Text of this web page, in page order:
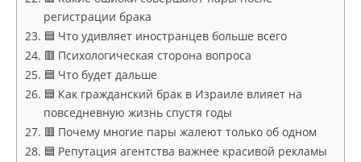
регистрации брака
🟦 Что удивляет иностранцев больше всего
🟥 Психологическая сторона вопроса
🟦 Что будет дальше
🟦 Как гражданский брак в Израиле влияет на
повседневную жизнь спустя годы
🟥 Почему многие пары жалеют только об одном
🟦 Репутация агентства важнее красивой рекламы